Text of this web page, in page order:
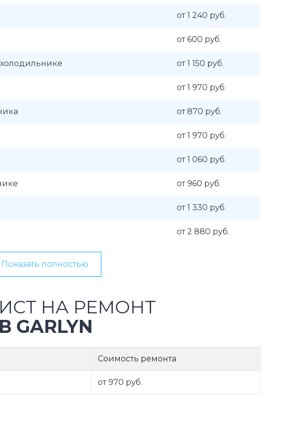
от 1 240 руб.
от 600 руб.
от 1 150 руб.
от 1 970 руб.
от 870 руб.
от 1 970 руб.
от 1 060 руб.
от 960 руб.
от 1 330 руб.
от 2 880 руб.
Показать полностью
НА РЕМОНТ
Соимость ремонта
от 970 руб.